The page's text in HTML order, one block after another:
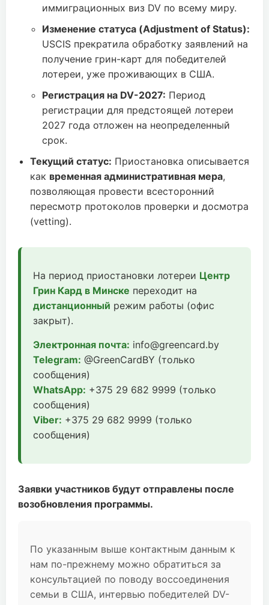
иммиграционных виз DV по всему миру.
Изменение статуса (Adjustment of Status):
USCIS прекратила обработку заявлений на
получение грин-карт для победителей
лотереи, уже проживающих в США.
Регистрация на DV-2027: Период
регистрации для предстоящей лотереи
2027 года отложен на неопределенный
срок.
Текущий статус: Приостановка описывается
как временная административная мера,
позволяющая провести всесторонний
пересмотр протоколов проверки и досмотра
(vetting).
На период приостановки лотереи Центр
Грин Кард в Минске переходит на
дистанционный режим работы (офис
закрыт).
Электронная почта: info@greencard.by
Telegram: @GreenCardBY (только
сообщения)
WhatsApp: +375 29 682 9999 (только
сообщения)
Viber: +375 29 682 9999 (только
сообщения)
Заявки участников будут отправлены после
возобновления программы.
По указанным выше контактным данным к
нам по-прежнему можно обратиться за
консультацией по поводу воссоединения
семьи в США, интервью победителей DV-